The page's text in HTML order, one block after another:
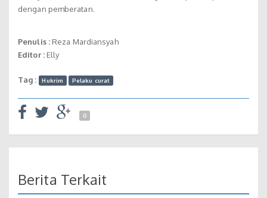
dengan pemberatan.
Penulis :Reza Mardiansyah
Editor :Elly
Tag : Hukrim Pelaku curat
0
Berita Terkait